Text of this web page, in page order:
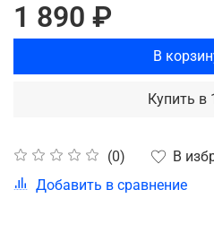
(0)
В
Добавить в сравнение
1 890 ₽
В
Купить в